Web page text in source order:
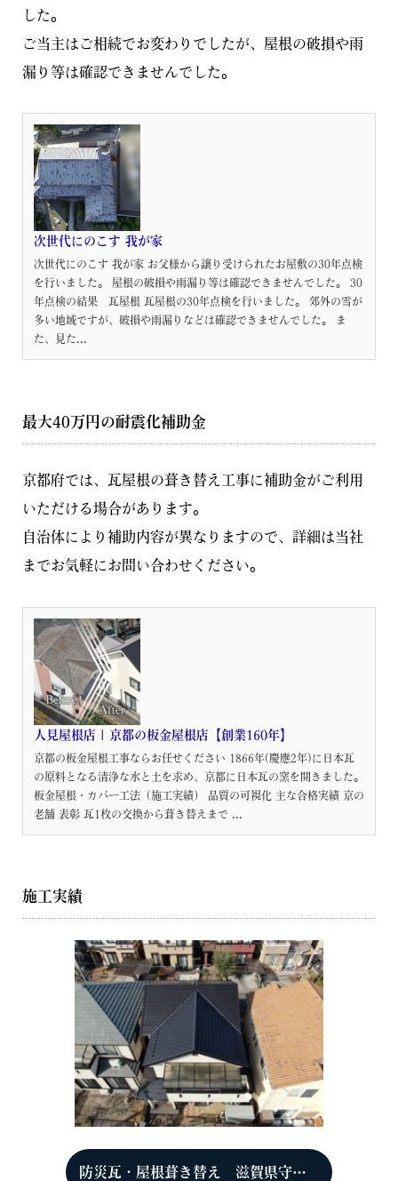
した。
ご当主はご相続でお変わりでしたが、 屋根の破損や雨
漏り等は確認できませんでした。
次世代にのこす 我が家
次世代にのこす 我が家 お父様から譲り受けられたお屋敷の30年点検
を行いました。 屋根の破損や雨漏り等は確認できませんでした。 30
年点検の結果 瓦屋根 瓦屋根の30年点検を行いました。 郊外の雪が
多い地域ですが、破損や雨漏りなどは確認できませんでした。 ま
た、見た...
最大40万円の耐震化補助金
京都府では、瓦屋根の葺き替え工事に補助金がご利用
いただける場合があります。
自治体により補助内容が異なりますので、詳細は当社
までお気軽にお問い合わせください。
人見屋根店 | 京都の板金屋根店【創業160年】
京都の板金屋根工事ならお任せください 1866年(慶應2年)に日本瓦
の原料となる清浄な水と土を求め、京都に日本瓦の窯を開きました。
板金屋根・カバー工法（施工実績） 品質の可視化 主な合格実績 京の
老舗 表彰 瓦1枚の交換から葺き替えまで ...
施工実績
防災瓦・屋根葺き替え 滋賀県守山市 M様